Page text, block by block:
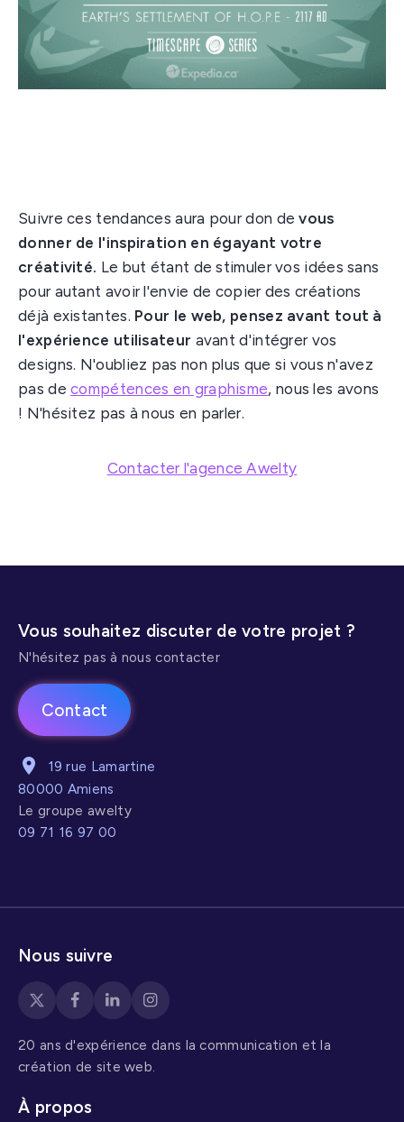
Suivre ces tendances aura pour don devous
donner de l'inspiration en égayant votre
créativité. Le but étant de stimuler vos idées sans
pour autant avoir l'envie de copier des créations
déjà existantes. Pour le web, pensez avant tout à
l'expérience utilisateur avant d'intégrer vos
designs. N'oubliez pas non plus que si vous n'avez
pas decompétences en graphisme, nous les avons
! N'hésitez pas à nous en parler.
Contacter l'agence Awelty
Vous souhaitez discuter de votre projet ?
N'hésitez pas à nous contacter
Contact
19 rue Lamartine
80000 Amiens
Le groupe awelty
09 71 16 97 00
Nous suivre
20 ans d'expérience dans la communication et la
création de site web.
À propos